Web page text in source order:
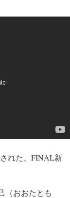
れた、FINAL新
（おおたとも